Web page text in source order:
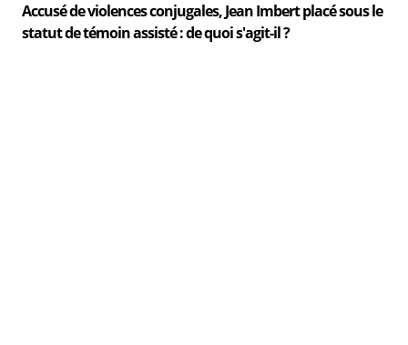
Accusé de violences conjugales, Jean Imbert placé sous le
statut de témoin assisté : de quoi s'agit-il ?